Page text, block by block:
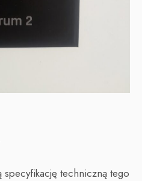
specyfikację techniczną tego